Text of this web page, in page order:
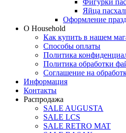
Фигурки
Яйца
Оформление
О Household
Как купить в нашем
Способы оплаты
Политика
Политика обработки
Соглашение на
Информация
Контакты
Распродажа
SALE AUGUSTA
SALE LCS
SALE RETRO MAT